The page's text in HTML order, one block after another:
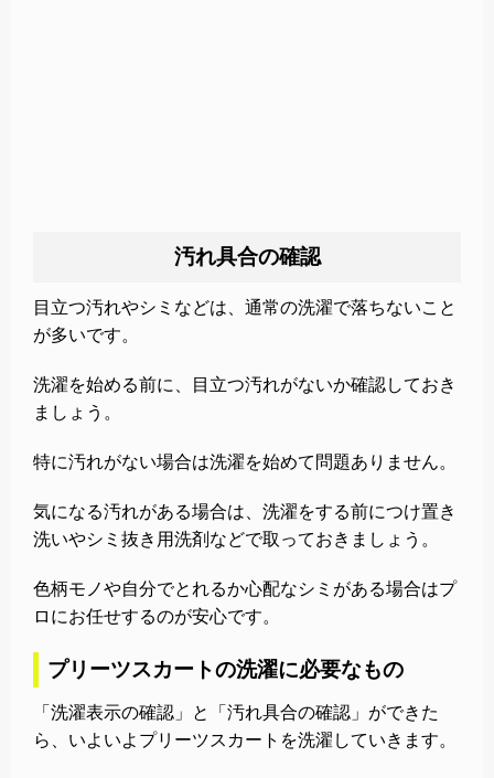
汚れ具合の確認
目立つ汚れやシミなどは、通常の洗濯で落ちないこと
が多いです。
洗濯を始める前に、目立つ汚れがないか確認しておき
ましょう。
特に汚れがない場合は洗濯を始めて問題ありません。
気になる汚れがある場合は、洗濯をする前につけ置き
洗いやシミ抜き用洗剤などで取っておきましょう。
色柄モノや自分でとれるか心配なシミがある場合はプ
ロにお任せするのが安心です。
プリーツスカートの洗濯に必要なもの
「洗濯表示の確認」と「汚れ具合の確認」ができた
ら、いよいよプリーツスカートを洗濯していきます。